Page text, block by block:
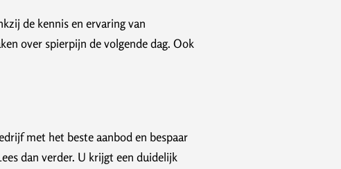
de kennis en ervaring van
over spierpijn de volgende dag. Ook
met het beste aanbod en bespaar
dan verder. U krijgt een duidelijk